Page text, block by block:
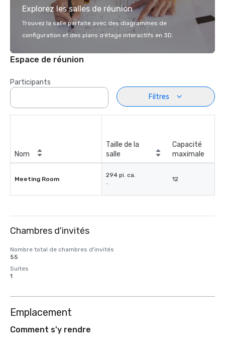
Explorez les salles de réunion
Trouvez la salle parfaite avec des diagrammes de
configuration et des plans d’étage interactifs en 3D.
Espace de réunion
Participants
Filtres
Nom
Taille de la
salle
Capacité
maximale
Meeting Room
294 pi. ca.
-
12
Chambres d'invités
Nombre total de chambres d'invités
55
Suites
1
Emplacement
Comment s'y rendre